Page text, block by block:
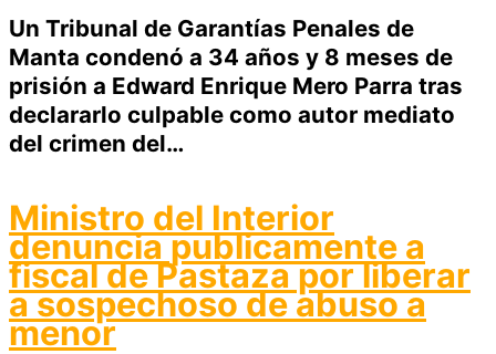
Un Tribunal de Garantías Penales de
Manta condenó a 34 años y 8 meses de
prisión a Edward Enrique Mero Parra tras
declararlo culpable como autor mediato
del crimen del…
Ministro del Interior
denuncia publicamente a
fiscal de Pastaza por liberar
a sospechoso de abuso a
menor